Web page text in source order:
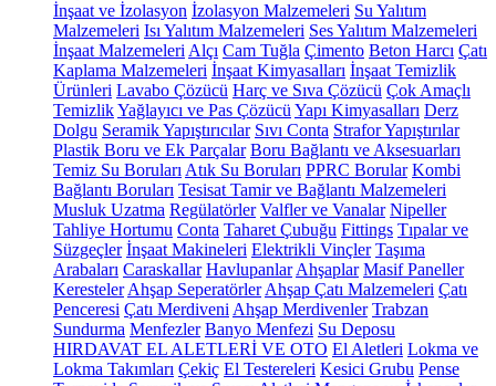
İnşaat ve İzolasyon İzolasyon Malzemeleri Su Yalıtım
Malzemeleri Isı Yalıtım Malzemeleri Ses Yalıtım Malzemeleri
İnşaat Malzemeleri Alçı Cam Tuğla Çimento Beton Harcı Çatı
Kaplama Malzemeleri İnşaat Kimyasalları İnşaat Temizlik
Ürünleri Lavabo Çözücü Harç ve Sıva Çözücü Çok Amaçlı
TemizlikYağlayıcı ve Pas Çözücü Yapı Kimyasalları Derz
Dolgu Seramik Yapıştırıcılar Sıvı Conta Strafor Yapıştırılar
Plastik Boru ve Ek Parçalar Boru Bağlantı ve Aksesuarları
Temiz Su Boruları Atık Su Boruları PPRC Borular Kombi
Bağlantı Boruları Tesisat Tamir ve Bağlantı Malzemeleri
Musluk Uzatma Regülatörler Valfler ve Vanalar Nipeller
Tahliye Hortumu Conta Taharet Çubuğu Fittings Tıpalar ve
Süzgeçler İnşaat Makineleri Elektrikli Vinçler Taşıma
Arabaları Caraskallar Havlupanlar Ahşaplar Masif Paneller
Keresteler Ahşap Seperatörler Ahşap Çatı Malzemeleri Çatı
Penceresi Çatı Merdiveni Ahşap Merdivenler Trabzan
Sundurma Menfezler Banyo Menfezi Su Deposu
HIRDAVAT EL ALETLERİ VE OTO El Aletleri Lokma ve
Lokma Takımları Çekiç El Testereleri Kesici Grubu Pense